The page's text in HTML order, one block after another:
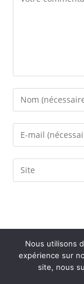
Nous utilisons
expérience sur
site, nous